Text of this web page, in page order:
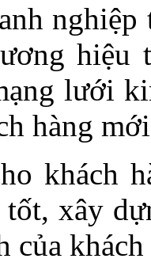
hiệu
lưới
hàng
khách
tốt, xây
của